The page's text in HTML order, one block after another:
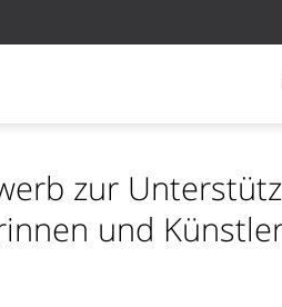
zur
und